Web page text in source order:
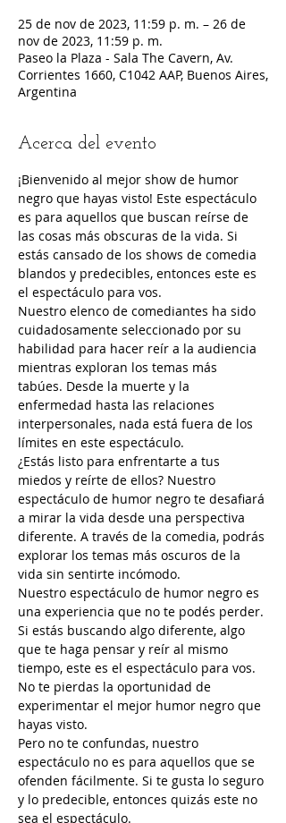
25 de nov de 2023, 11:59 p. m. – 26 de
nov de 2023, 11:59 p. m.
Paseo la Plaza - Sala The Cavern, Av.
Corrientes 1660, C1042 AAP, Buenos Aires,
Argentina
Acerca del evento
¡Bienvenido al mejor show de humor
negro que hayas visto! Este espectáculo
es para aquellos que buscan reírse de
las cosas más obscuras de la vida. Si
estás cansado de los shows de comedia
blandos y predecibles, entonces este es
el espectáculo para vos.
Nuestro elenco de comediantes ha sido
cuidadosamente seleccionado por su
habilidad para hacer reír a la audiencia
mientras exploran los temas más
tabúes. Desde la muerte y la
enfermedad hasta las relaciones
interpersonales, nada está fuera de los
límites en este espectáculo.
¿Estás listo para enfrentarte a tus
miedos y reírte de ellos? Nuestro
espectáculo de humor negro te desafiará
a mirar la vida desde una perspectiva
diferente. A través de la comedia, podrás
explorar los temas más oscuros de la
vida sin sentirte incómodo.
Nuestro espectáculo de humor negro es
una experiencia que no te podés perder.
Si estás buscando algo diferente, algo
que te haga pensar y reír al mismo
tiempo, este es el espectáculo para vos.
No te pierdas la oportunidad de
experimentar el mejor humor negro que
hayas visto.
Pero no te confundas, nuestro
espectáculo no es para aquellos que se
ofenden fácilmente. Si te gusta lo seguro
y lo predecible, entonces quizás este no
sea el espectáculo.